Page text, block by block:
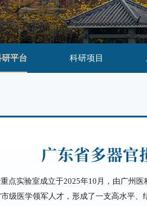
研平台 科研项目
广东省多器官
点实验室成立于2025年10月，由广州
级医学领军人才，形成了一支高水平、